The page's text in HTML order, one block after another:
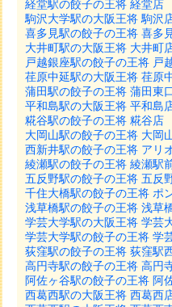
経堂駅の餃子の王将 経堂店
駒沢大学駅の大阪王将 駒沢
喜多見駅の餃子の王将 喜多
大井町駅の大阪王将 大井町
戸越銀座駅の餃子の王将 戸
荏原中延駅の大阪王将 荏原
蒲田駅の餃子の王将 蒲田東
平和島駅の大阪王将 平和島
糀谷駅の餃子の王将 糀谷店
大岡山駅の餃子の王将 大岡
西新井駅の餃子の王将 アリ
綾瀬駅の餃子の王将 綾瀬駅
五反野駅の餃子の王将 五反
千住大橋駅の餃子の王将 ポ
浅草橋駅の餃子の王将 浅草
学芸大学駅の大阪王将 学芸
学芸大学駅の餃子の王将 学
荻窪駅の餃子の王将 荻窪駅
高円寺駅の餃子の王将 高円
阿佐ヶ谷駅の餃子の王将 阿
西葛西駅の大阪王将 西葛西